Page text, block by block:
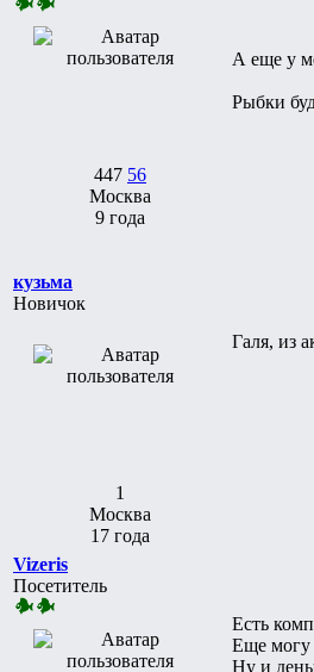
447 56
Москва
9 года
А еще у
Рыбки
кузьма
Новичок
1
Москва
17 года
Галя, из
Vizeris
Посетитель
Есть
Еще могу
Ну и